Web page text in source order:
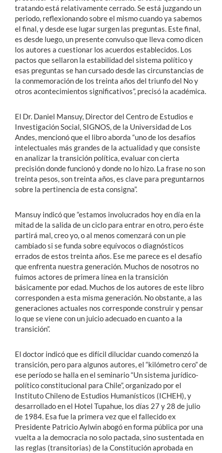
tratando está relativamente cerrado. Se está juzgando un
periodo, reflexionando sobre el mismo cuando ya sabemos
el final, y desde ese lugar surgen las preguntas. Este final,
es desde luego, un presente convulso que lleva como dicen
los autores a cuestionar los acuerdos establecidos. Los
pactos que sellaron la estabilidad del sistema político y
esas preguntas se han cursado desde las circunstancias de
la conmemoración de los treinta años del triunfo del No y
otros acontecimientos significativos”, precisó la académica.
El Dr. Daniel Mansuy, Director del Centro de Estudios e
Investigación Social, SIGNOS, de la Universidad de Los
Andes, mencionó que el libro aborda “uno de los desafíos
intelectuales más grandes de la actualidad y que consiste
en analizar la transición política, evaluar con cierta
precisión donde funcionó y donde no lo hizo. La frase no son
treinta pesos, son treinta años, es clave para preguntarnos
sobre la pertinencia de esta consigna”.
Mansuy indicó que “estamos involucrados hoy en día en la
mitad de la salida de un ciclo para entrar en otro, pero éste
partirá mal, creo yo, o al menos comenzará con un pie
cambiado si se funda sobre equívocos o diagnósticos
errados de estos treinta años. Ese me parece es el desafío
que enfrenta nuestra generación. Muchos de nosotros no
fuimos actores de primera línea en la transición
básicamente por edad. Muchos de los autores de este libro
corresponden a esta misma generación. No obstante, a las
generaciones actuales nos corresponde construir y pensar
lo que se viene con un juicio adecuado en cuanto a la
transición”.
El doctor indicó que es difícil dilucidar cuando comenzó la
transición, pero para algunos autores, el “kilómetro cero” de
ese período se halla en el seminario “Un sistema jurídico-
político constitucional para Chile”, organizado por el
Instituto Chileno de Estudios Humanísticos (ICHEH), y
desarrollado en el Hotel Tupahue, los días 27 y 28 de julio
de 1984. Esa fue la primera vez que el fallecido ex
Presidente Patricio Aylwin abogó en forma pública por una
vuelta a la democracia no solo pactada, sino sustentada en
las reglas (transitorias) de la Constitución aprobada en